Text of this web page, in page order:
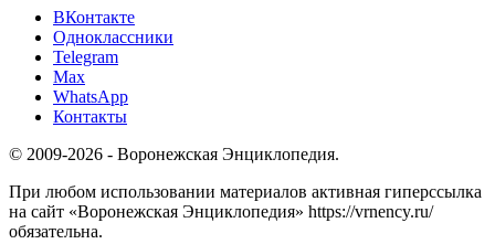
ВКонтакте
Одноклассники
Telegram
Max
WhatsApp
Контакты
© 2009-2026 - Воронежская Энциклопедия.
При любом использовании материалов активная гиперссылка
на сайт «Воронежская Энциклопедия» https://vrnency.ru/
обязательна.